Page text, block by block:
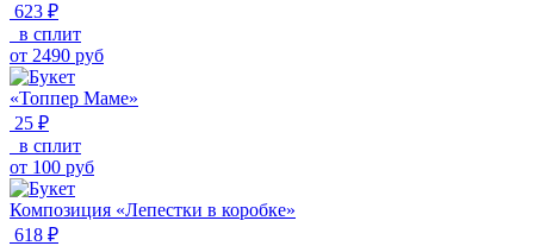
623 ₽
в сплит
от 2490 руб
«Топпер Маме»
25 ₽
в сплит
от 100 руб
Композиция «Лепестки в коробке»
618 ₽